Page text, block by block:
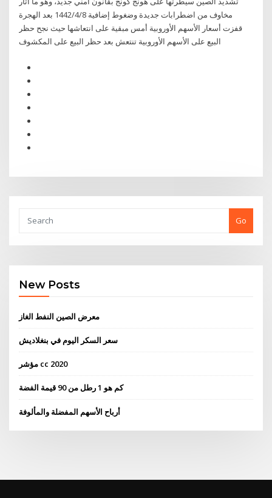
مخاوف من اضطرابات جديدة وضغوط إضافية 8‏‏/4‏‏/1442 بعد الهجرة
قفزت أسعار الأسهم الأوروبية أمس مبقية على انتعاشها حيث نجح حظر
البيع على الأسهم الأوروبية تنتعش بعد حظر البيع على المكشوف
Go
New Posts
معرض الصين النفط الغاز
سعر السكر اليوم في بنغلاديش
مؤشر cc 2020
كم هو 1 رطل من 90 قيمة الفضة
أرباح الأسهم المفضلة والمألوفة